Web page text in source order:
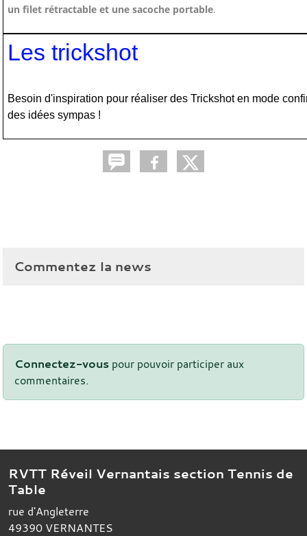
un filet rétractable et une sacoche portable.
‍Les trickshot
‍Besoin d'inspiration pour réaliser des Trickshot en mode
des idées sympas !
Commentez la news
Connectez-vous pour pouvoir participer aux
commentaires.
RVTT Réveil Vernantais section Tennis de
Table
rue d'Angleterre
49390 VERNANTES